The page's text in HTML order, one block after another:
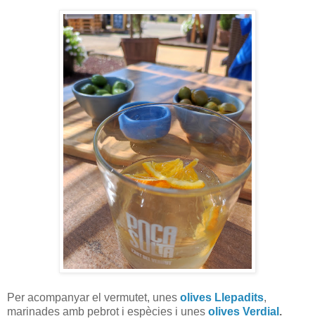
Per acompanyar el vermutet, unes olives Llepadits,
marinades amb pebrot i espècies i unes olives Verdial .